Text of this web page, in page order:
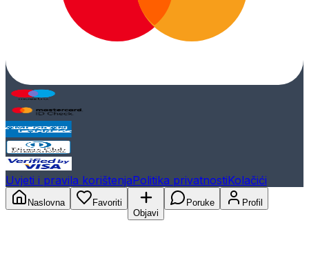
Uvjeti i pravila korištenjaPolitika privatnostiKolačići
Naslovna
Favoriti
Objavi
Poruke Profil